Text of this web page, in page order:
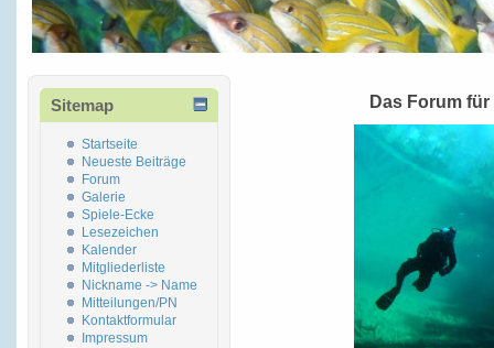
Sitemap
Startseite
Neueste Beiträge
Forum
Galerie
Spiele-Ecke
Lesezeichen
Kalender
Mitgliederliste
Nickname -> Name
Mitteilungen/PN
Kontaktformular
Impressum
Das Forum